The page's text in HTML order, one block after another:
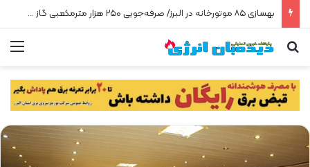
بهسازی ۸۵ موتورخانه در البرز/ صرفه‌جویی ۲۵۰ هزار مترمکعبی گاز در سه ماه
جستجو برای